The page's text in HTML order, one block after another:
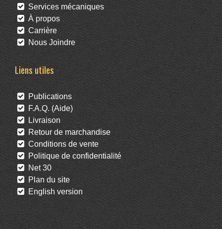
Services mécaniques
À propos
Carrière
Nous Joindre
Liens utiles
Publications
F.A.Q. (Aide)
Livraison
Retour de marchandise
Conditions de vente
Politique de confidentialité
Net 30
Plan du site
English version